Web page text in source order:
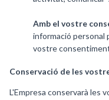
Amb el vostre
informació personal
vostre
Conservació de les
L'Empresa conservarà les